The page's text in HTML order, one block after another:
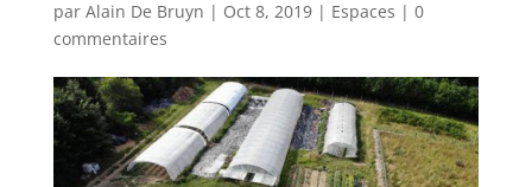
par Alain De Bruyn | Oct 8, 2019| Espaces | 0
commentaires